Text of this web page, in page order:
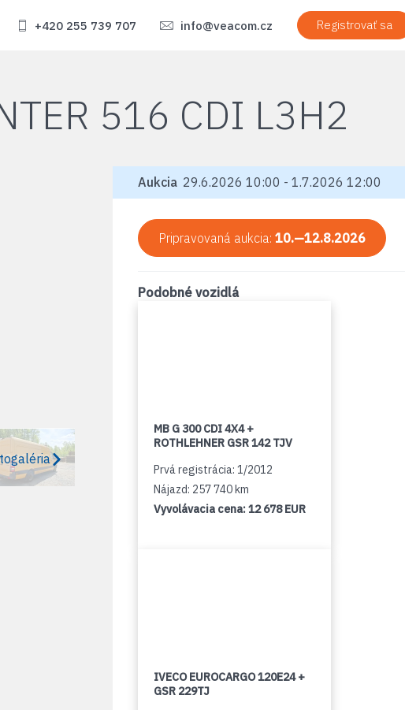
Registrovať sa
+420 255 739 707 info@veacom.cz
516 CDI L3H2
Aukcia 29.6.2026 10:00 - 1.7.2026 12:00
Pripravovaná aukcia: 10.—12.8.2026
Podobné vozidlá
MB G 300 CDI 4X4 +
ROTHLEHNER GSR 142 TJV
Prvá registrácia: 1/2012
Nájazd: 257 740 km
Vyvolávacia cena:12 678 EUR
IVECO EUROCARGO 120E24 +
GSR 229TJ